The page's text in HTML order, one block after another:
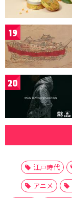
19
20
江戸時代
アニメ